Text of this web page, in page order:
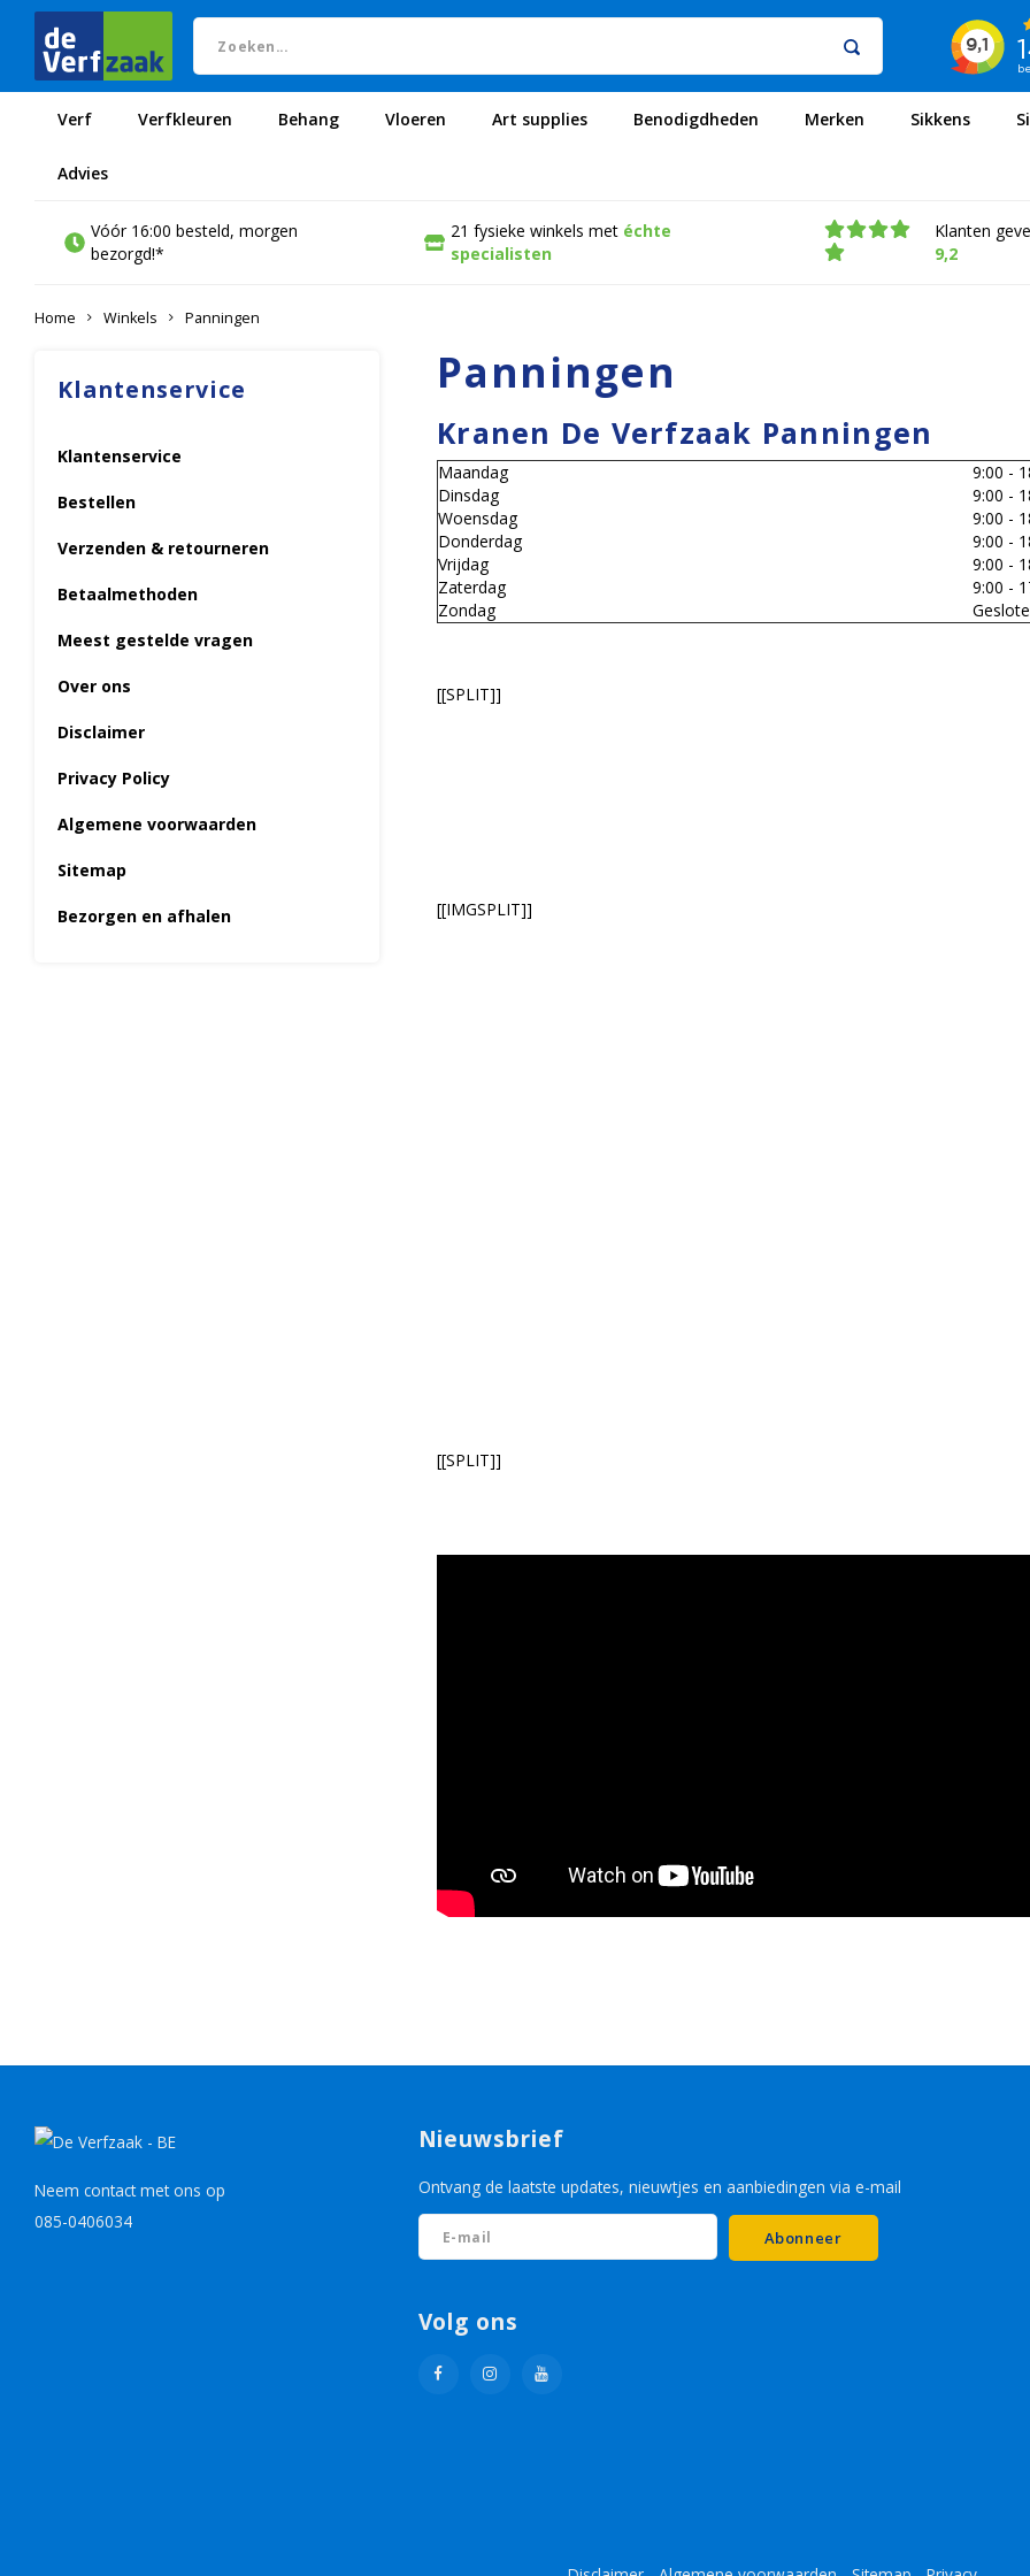
Verf Verfkleuren Behang Vloeren Art supplies Benodigdheden
Advies
Merken Sikkens
Vóór 16:00 besteld, morgen
bezorgd!*
21 fysieke winkels met échte
specialisten
Klanten
9,2
Home Winkels Panningen
Klantenservice
Klantenservice
Bestellen
Verzenden & retourneren
Betaalmethoden
Meest gestelde vragen
Over ons
Disclaimer
Privacy Policy
Algemene voorwaarden
Sitemap
Bezorgen en afhalen
Panningen
Kranen De Verfzaak Panningen
Maandag
9:00 -
Dinsdag
9:00 -
Woensdag
9:00 -
Donderdag
9:00 -
Vrijdag
9:00 -
Zaterdag
9:00 -
Zondag
[[SPLIT]]
[[IMGSPLIT]]
[[SPLIT]]
Neem contact met ons op
085-0406034
Nieuwsbrief
Ontvang de laatste updates, nieuwtjes en aanbiedingen via e-mail
Abonneer
Volg ons